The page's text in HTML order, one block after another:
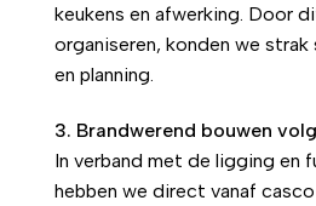
keukens en afwerking. Door
organiseren, konden we
en planning.
3. Brandwerend bouwen
In verband met de ligging en
hebben we direct vanaf